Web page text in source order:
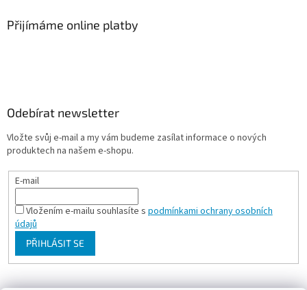
Přijímáme online platby
Odebírat newsletter
Vložte svůj e-mail a my vám budeme zasílat informace o nových
produktech na našem e-shopu.
E-mail
Vložením e-mailu souhlasíte s podmínkami ochrany osobních
údajů
PŘIHLÁSIT SE